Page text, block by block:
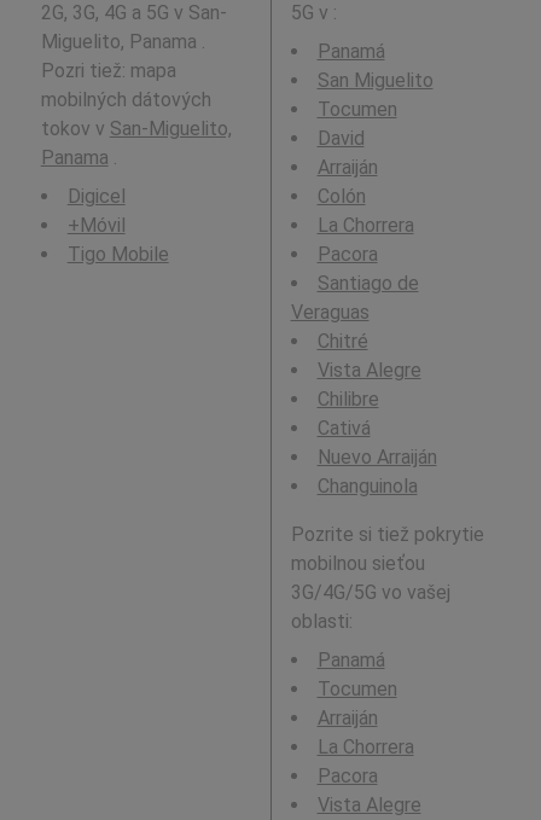
2G, 3G, 4G a 5G v San-
Miguelito, Panama .
Pozri tiež: mapa
mobilných dátových
tokov v San-Miguelito,
Panama .
Digicel
+Móvil
Tigo Mobile
5G v :
Panamá
San Miguelito
Tocumen
David
Arraiján
Colón
La Chorrera
Pacora
Santiago de
Veraguas
Chitré
Vista Alegre
Chilibre
Cativá
Nuevo Arraiján
Changuinola
Pozrite si tiež pokrytie
mobilnou sieťou
3G/4G/5G vo vašej
oblasti:
Panamá
Tocumen
Arraiján
La Chorrera
Pacora
Vista Alegre